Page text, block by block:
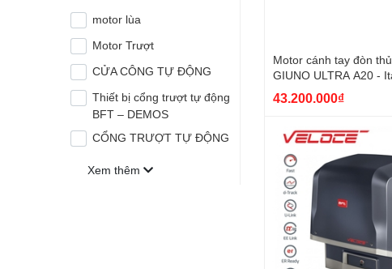
motor lùa
Motor Trượt
CỬA CÔNG TỰ ĐỘNG
Thiết bị cổng trượt tự động
BFT – DEMOS
CỔNG TRƯỢT TỰ ĐỘNG
Xem thêm
Motor cánh tay đòn
GIUNO ULTRA A20 -
43.200.000₫